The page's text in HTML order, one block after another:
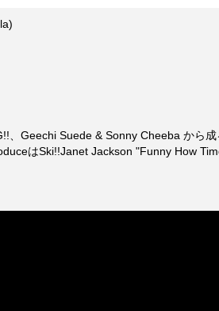
、Geechi Suede & Sonny Cheeba から
はSki!!Janet Jackson "Funny How